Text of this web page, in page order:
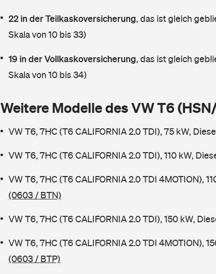
22 in der Teilkaskoversicherung, das ist gleich
Skala von 10 bis 33)
19 in der Vollkaskoversicherung, das ist gleich
Skala von 10 bis 34)
Weitere Modelle des VW T6
VW T6, 7HC (T6 CALIFORNIA 2.0 TDI), 75 kW,
VW T6, 7HC (T6 CALIFORNIA 2.0 TDI), 110 kW,
VW T6, 7HC (T6 CALIFORNIA 2.0 TDI 4MOTION),
(0603 / BTN)
VW T6, 7HC (T6 CALIFORNIA 2.0 TDI), 150 kW,
VW T6, 7HC (T6 CALIFORNIA 2.0 TDI 4MOTION),
(0603 / BTP)